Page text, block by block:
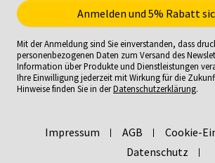
Mit der Anmeldung sind Sie einverstanden, dass
personenbezogenen Daten zum Versand des
Information über Produkte und Dienstleistungen
Ihre Einwilligung jederzeit mit Wirkung für die
Hinweise finden Sie in derDatenschutzerklärung.
Impressum AGB
Cookie-
Datenschutz